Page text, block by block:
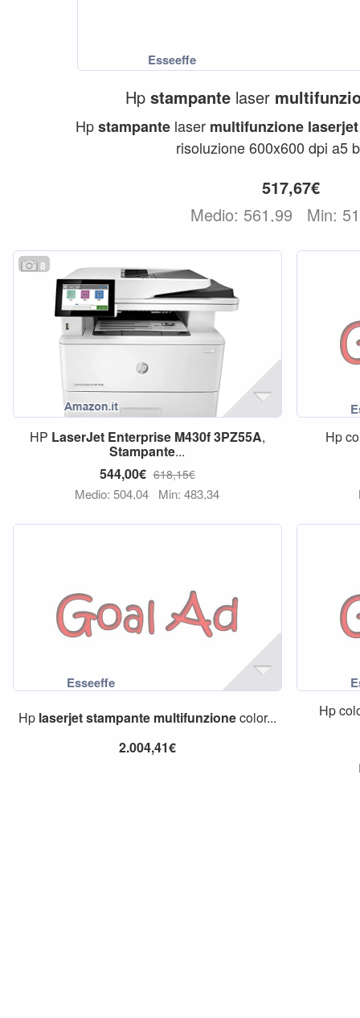
Hpstampante laser
Hpstampante laser multifunzione laserjet
risoluzione 600x600 dpi a5
517,67€
Medio: 561,99
Min:
8
HP LaserJet Enterprise M430f3PZ55A,
Stampante...
544,00€ 618,15€
Medio: 504,04 Min: 483,34
Hp
Hp laserjetstampante multifunzionecolor...
2.004,41€
Hp